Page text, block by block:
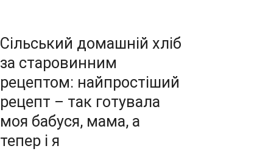
Сільський домашній хліб
за старовинним
рецептом: найпростіший
рецепт – так готувала
моя бабуся, мама, а
тепер і я